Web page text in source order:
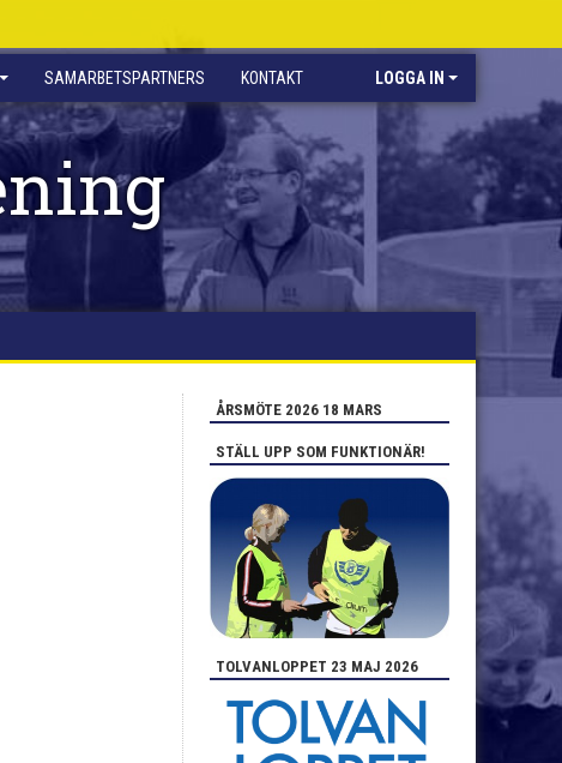
SAMARBETSPARTNERS KONTAKT LOGGA IN
ÅRSMÖTE 2026 18 MARS
STÄLL UPP SOM FUNKTIONÄR!
TOLVANLOPPET 23 MAJ 2026